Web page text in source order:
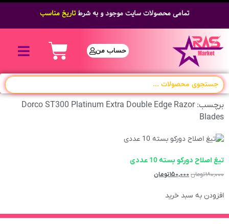
تمامی محصولات سایت موجود و به شرطتاریخ مناسب
حساب من
برچسب: Dorco ST300 Platinum Extra Double Edge Razor
Blades
تیغ اصلاح دورکو بسته 10 عددی
۱۸۰,۰۰۰تومان ۱۵۰,۰۰۰تومان
افزودن به سبد خرید